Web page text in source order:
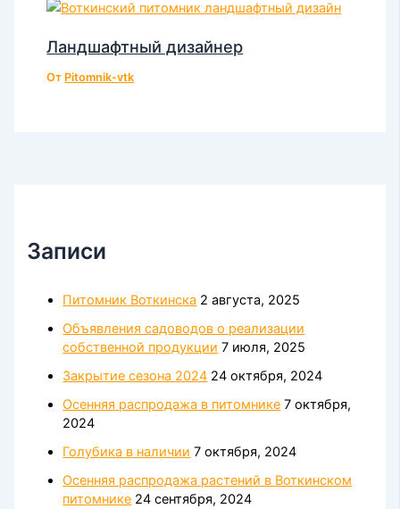
Ландшафтный дизайнер
От Pitomnik-vtk
Записи
Питомник Воткинска 2 августа, 2025
Объявления садоводов о реализации
собственной продукции 7 июля, 2025
Закрытие сезона 2024 24 октября, 2024
Осенняя распродажа в питомнике 7 октября,
2024
Голубика в наличии 7 октября, 2024
Осенняя распродажа растений в Воткинском
питомнике 24 сентября, 2024